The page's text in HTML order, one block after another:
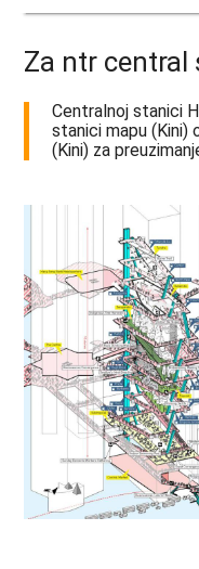
Za ntr central
Centralnoj stanici
stanici mapu (Kini)
(Kini) za